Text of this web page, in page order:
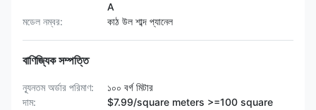
A
মডেল নম্বর:
কাঠ উল শাব্দ প্যানেল
বাণিজ্যিক সম্পত্তি
ন্যূনতম অর্ডার পরিমাণ:
১০০ বর্গ মিটার
দাম:
$7.99/square meters >=100 square